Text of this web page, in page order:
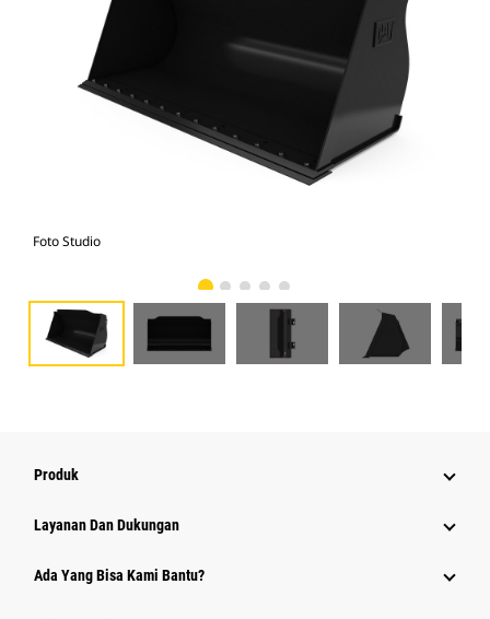
Foto Studio
Produk
Layanan Dan Dukungan
Ada Yang Bisa Kami Bantu?